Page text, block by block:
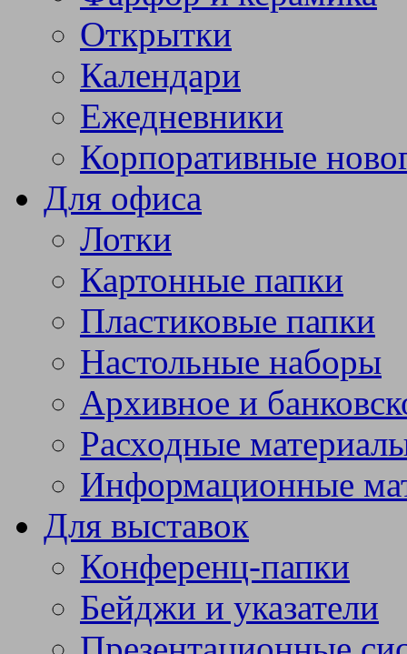
Открытки
Календари
Ежедневники
Корпоративные
Для офиса
Лотки
Картонные папки
Пластиковые папки
Настольные наборы
Архивное и
Расходные
Информационные
Для выставок
Конференц-папки
Бейджи и указатели